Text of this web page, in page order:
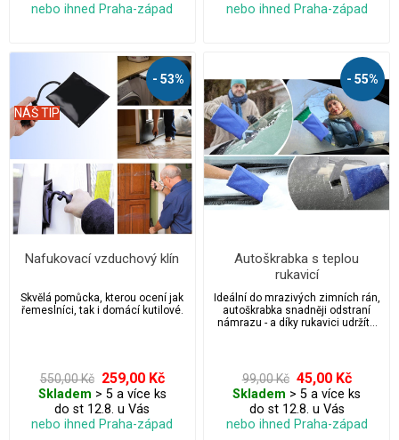
nebo ihned Praha-západ
nebo ihned Praha-západ
- 53%
NÁŠ TIP
Nafukovací vzduchový klín
Skvělá pomůcka, kterou ocení jak
řemeslníci, tak i domácí kutilové.
550,00 Kč 259,00 Kč
Skladem > 5 a více ks
do st 12.8. u Vás
nebo ihned Praha-západ
- 55%
Autoškrabka s teplou
rukavicí
Ideální do mrazivých zimních rán,
autoškrabka snadněji odstraní
námrazu - a díky rukavici udržíte
99,00 Kč 45,00 Kč
Skladem > 5 a více ks
do st 12.8. u Vás
nebo ihned Praha-západ